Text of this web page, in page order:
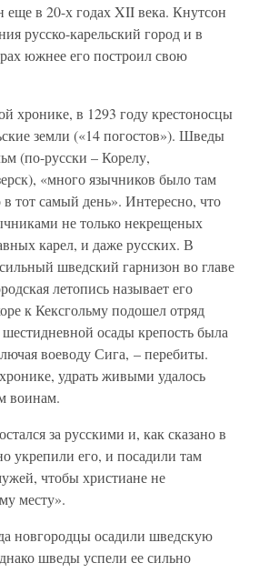
в 20-х годах XII века. Кнутсон
русско-карельский город и в
южнее его построил свою
хронике, в 1293 году крестоносцы
земли («14 погостов»). Шведы
(по-русски – Корелу,
«много язычников было там
в тот самый день». Интересно, что
не только некрещеных
карел, и даже русских. В
шведский гарнизон во главе
летопись называет его
к Кексгольму подошел отряд
осады крепость была
воеводу Сига, – перебиты.
удрать живыми удалось
воинам.
за русскими и, как сказано в
укрепили его, и посадили там
чтобы христиане не
месту».
новгородцы осадили шведскую
шведы успели ее сильно